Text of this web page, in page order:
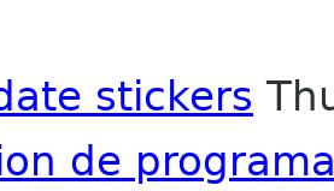
stickers
de